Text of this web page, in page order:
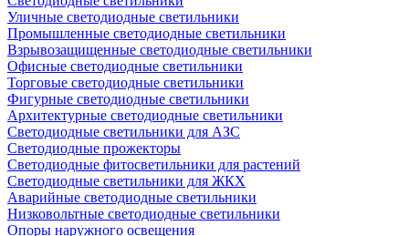
Уличные светодиодные светильники
Промышленные светодиодные светильники
Взрывозащищенные светодиодные светильники
Офисные светодиодные светильники
Торговые светодиодные светильники
Фигурные светодиодные светильники
Архитектурные светодиодные светильники
Светодиодные светильники для АЗС
Светодиодные прожекторы
Светодиодные фитосветильники для растений
Светодиодные светильники для ЖКХ
Аварийные светодиодные светильники
Низковольтные светодиодные светильники
Опоры наружного освещения